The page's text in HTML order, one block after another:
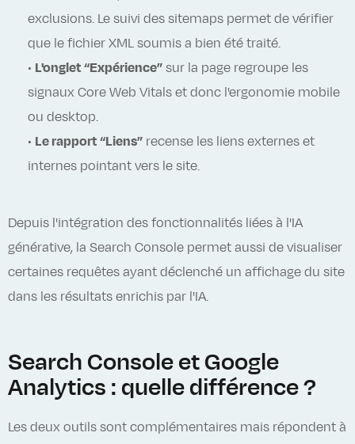
exclusions. Le suivi des sitemaps permet de vérifier
que le fichier XML soumis a bien été traité.
• L'onglet “Expérience” sur la page regroupe les
signaux Core Web Vitals et donc l'ergonomie mobile
ou desktop.
• Le rapport “Liens” recense les liens externes et
internes pointant vers le site.
Depuis l'intégration des fonctionnalités liées à l'IA
générative, la Search Console permet aussi de visualiser
certaines requêtes ayant déclenché un affichage du site
dans les résultats enrichis par l'IA.
Search Console et Google
Analytics : quelle différence ?
Les deux outils sont complémentaires mais répondent à